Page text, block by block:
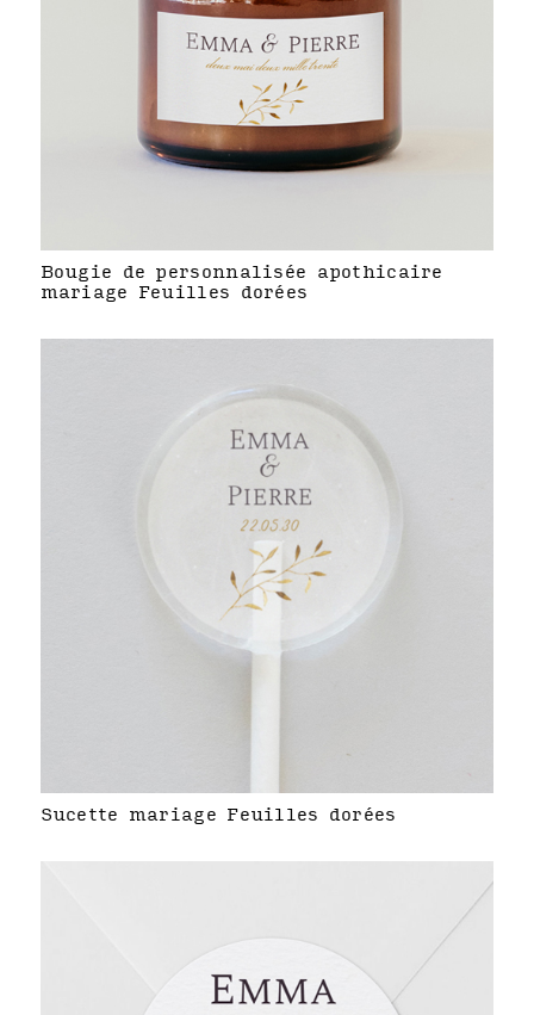
Bougie de personnalisée apothicaire
mariage Feuilles dorées
Sucette mariage Feuilles dorées